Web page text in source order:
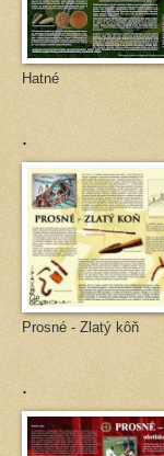
Hatné
.
Prosné - Zlatý kôň
.